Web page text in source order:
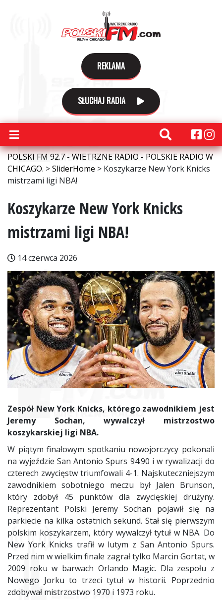
REKLAMA
SŁUCHAJ RADIA
POLSKI FM 92.7 - WIETRZNE RADIO - POLSKIE RADIO W
CHICAGO. >SliderHome > Koszykarze New York Knicks
mistrzami ligi NBA!
Koszykarze New York Knicks
mistrzami ligi NBA!
14 czerwca 2026
Zespół New York Knicks, którego zawodnikiem jest
Jeremy Sochan, wywalczył mistrzostwo
koszykarskiej ligi NBA.
W piątym finałowym spotkaniu nowojorczycy pokonali
na wyjeździe San Antonio Spurs 94:90 i w rywalizacji do
czterech zwycięstw triumfowali 4-1. Najskuteczniejszym
zawodnikiem sobotniego meczu był Jalen Brunson,
który zdobył 45 punktów dla zwycięskiej drużyny.
Reprezentant Polski Jeremy Sochan pojawił się na
parkiecie na kilka ostatnich sekund. Stał się pierwszym
polskim koszykarzem, który wywalczył tytuł w NBA. Do
New York Knicks trafił w lutym z San Antonio Spurs.
Przed nim w wielkim finale zagrał tylko Marcin Gortat, w
2009 roku w barwach Orlando Magic. Dla zespołu z
Nowego Jorku to trzeci tytuł w historii. Poprzednio
zdobywał mistrzostwo 1970 i 1973 roku.